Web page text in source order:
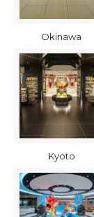
Okinawa
Kyoto